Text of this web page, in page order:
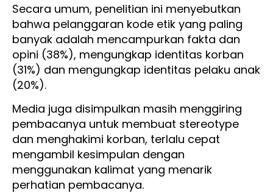
Secara umum, penelitian ini menyebutkan
bahwa pelanggaran kode etik yang paling
banyak adalah mencampurkan fakta dan
opini (38%), mengungkap identitas korban
(31%) dan mengungkap identitas pelaku anak
(20%).
Media juga disimpulkan masih menggiring
pembacanya untuk membuat stereotype
dan menghakimi korban, terlalu cepat
mengambil kesimpulan dengan
menggunakan kalimat yang menarik
perhatian pembacanya.